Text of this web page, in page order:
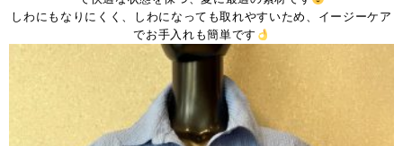
しわにもなりにくく、しわになっても取れやすいため、イージーケア
でお手入れも簡単です